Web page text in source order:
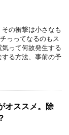
の衝撃は小さなも
っってなるのもス
って何故発生する
る方法、事前の予
オススメ。除